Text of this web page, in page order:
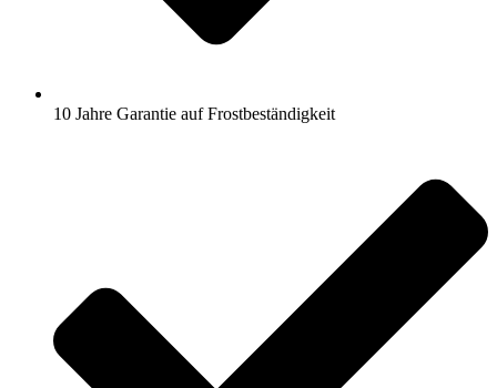
10 Jahre Garantie auf Frostbeständigkeit